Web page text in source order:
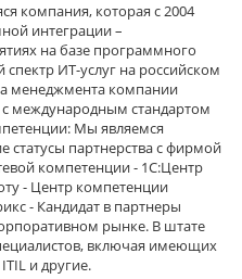
компания, которая с 2004
интеграции –
на базе программного
ИТ-услуг на российском
менеджмента компании
с международным стандартом
Мы являемся
партнерства с фирмой
компетенции - 1С:Центр
- Центр компетенции
- Кандидат в партнеры
рынке. В штате
включая имеющих
и другие.